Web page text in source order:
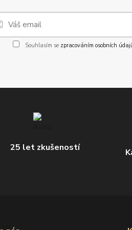
Souhlasím se zpracováním osobních
25 let zkušeností